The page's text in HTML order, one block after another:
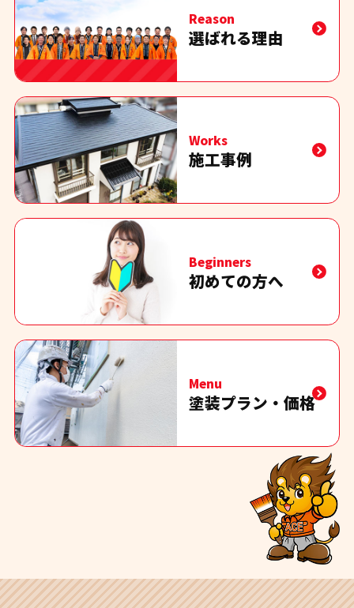
Reason
選ばれる理由
Works
施工事例
Beginners
初めての方へ
Menu
塗装プラン・価格